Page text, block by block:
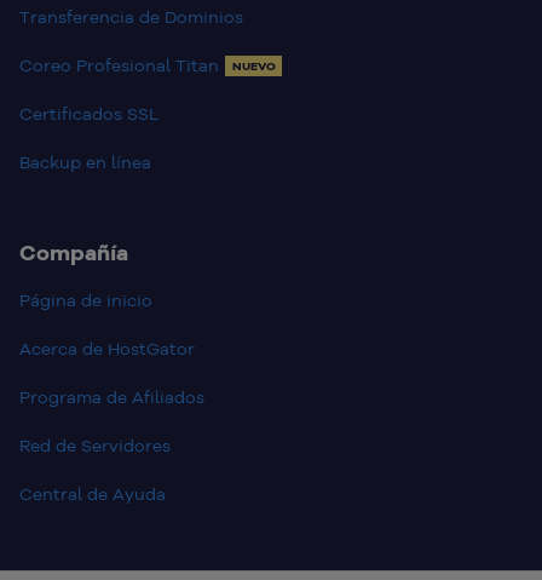
Transferencia de Dominios
Coreo Profesional Titan NUEVO
Certificados SSL
Backup en línea
Compañía
Página de inicio
Acerca de HostGator
Programa de Afiliados
Red de Servidores
Central de Ayuda